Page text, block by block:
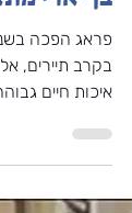
1 ביוני 2025 זמן
נדל"ן
בן-ארי